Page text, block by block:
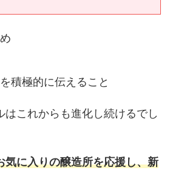
積極的に伝えること
はこれからも進化し続けるでし
気に入りの醸造所を応援し、新